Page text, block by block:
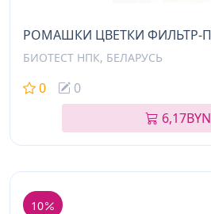
РОМАШКИ ЦВЕТКИ ФИЛЬТР-
БИОТЕСТ НПК, БЕЛАРУСЬ
0 0
6,17BYN
10